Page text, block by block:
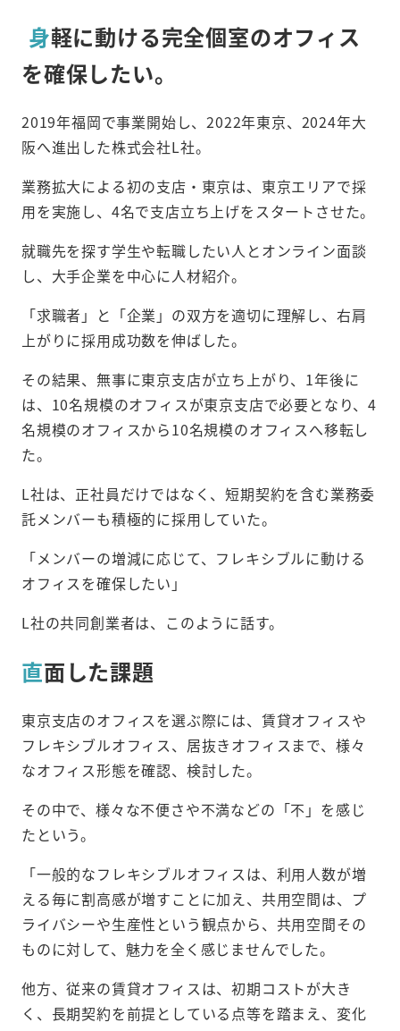
身軽に動ける完全個室のオフィス
を確保したい。
2019年福岡で事業開始し、2022年東京、2024年大
阪へ進出した株式会社L社。
業務拡大による初の支店・東京は、東京エリアで採
用を実施し、4名で支店立ち上げをスタートさせた。
就職先を探す学生や転職したい人とオンライン面談
し、大手企業を中心に人材紹介。
「求職者」と「企業」の双方を適切に理解し、右肩
上がりに採用成功数を伸ばした。
その結果、無事に東京支店が立ち上がり、1年後に
は、10名規模のオフィスが東京支店で必要となり、4
名規模のオフィスから10名規模のオフィスへ移転し
た。
L社は、正社員だけではなく、短期契約を含む業務委
託メンバーも積極的に採用していた。
「メンバーの増減に応じて、フレキシブルに動ける
オフィスを確保したい」
L社の共同創業者は、このように話す。
直面した課題
東京支店のオフィスを選ぶ際には、賃貸オフィスや
フレキシブルオフィス、居抜きオフィスまで、様々
なオフィス形態を確認、検討した。
その中で、様々な不便さや不満などの「不」を感じ
たという。
「一般的なフレキシブルオフィスは、利用人数が増
える毎に割高感が増すことに加え、共用空間は、プ
ライバシーや生産性という観点から、共用空間その
ものに対して、魅力を全く感じませんでした。
他方、従来の賃貸オフィスは、初期コストが大き
く、長期契約を前提としている点等を踏まえ、変化